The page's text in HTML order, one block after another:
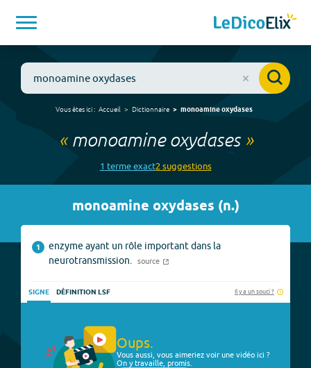
Vous êtes ici : Accueil Dictionnaire monoamine oxydases
« monoamine oxydases»
1 termeexact2 suggestions
monoamine oxydases (n.)
1
enzyme ayant un rôle important dans la
neurotransmission.
source
SIGNE DÉFINITION LSF Il y a un souci ?
Oups.
Vous aussi, vous aimeriez voir une vidéo ici ?
On y travaille, promis.